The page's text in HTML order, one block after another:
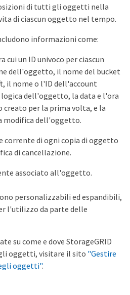
di tutti gli oggetti nella
di ciascun oggetto nel tempo.
informazioni come:
cui un ID univoco per ciascun
dell'oggetto, il nome del bucket
il nome o l'ID dell'account
dell'oggetto, la data e l'ora
per la prima volta, e la
modifica dell'oggetto.
corrente di ogni copia di oggetto
di cancellazione.
associato all'oggetto.
personalizzabili ed espandibili,
l'utilizzo da parte delle
su come e dove StorageGRID
oggetti, visitare il sito "Gestire
oggetti".